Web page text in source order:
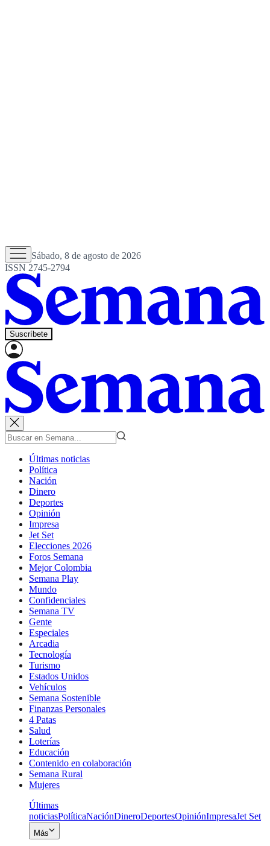
Sábado, 8 de agosto de 2026
ISSN 2745-2794
Suscríbete
Últimas noticias
Política
Nación
Dinero
Deportes
Opinión
Impresa
Jet Set
Elecciones 2026
Foros Semana
Mejor Colombia
Semana Play
Mundo
Confidenciales
Semana TV
Gente
Especiales
Arcadia
Tecnología
Turismo
Estados Unidos
Vehículos
Semana Sostenible
Finanzas Personales
4 Patas
Salud
Loterías
Educación
Contenido en colaboración
Semana Rural
Mujeres
Últimas
noticiasPolíticaNaciónDineroDeportesOpiniónImpresaJet Set
Más